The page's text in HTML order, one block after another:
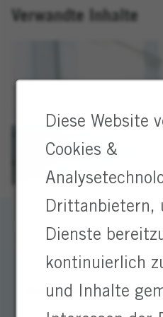
Diese Website
Cookies &
Drittanbietern,
Dienste
kontinuierlich
und Inhalte
Verwandte Inhalte
Heraeus: Jobs &